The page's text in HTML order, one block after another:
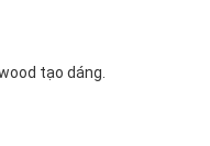
tạo dáng.